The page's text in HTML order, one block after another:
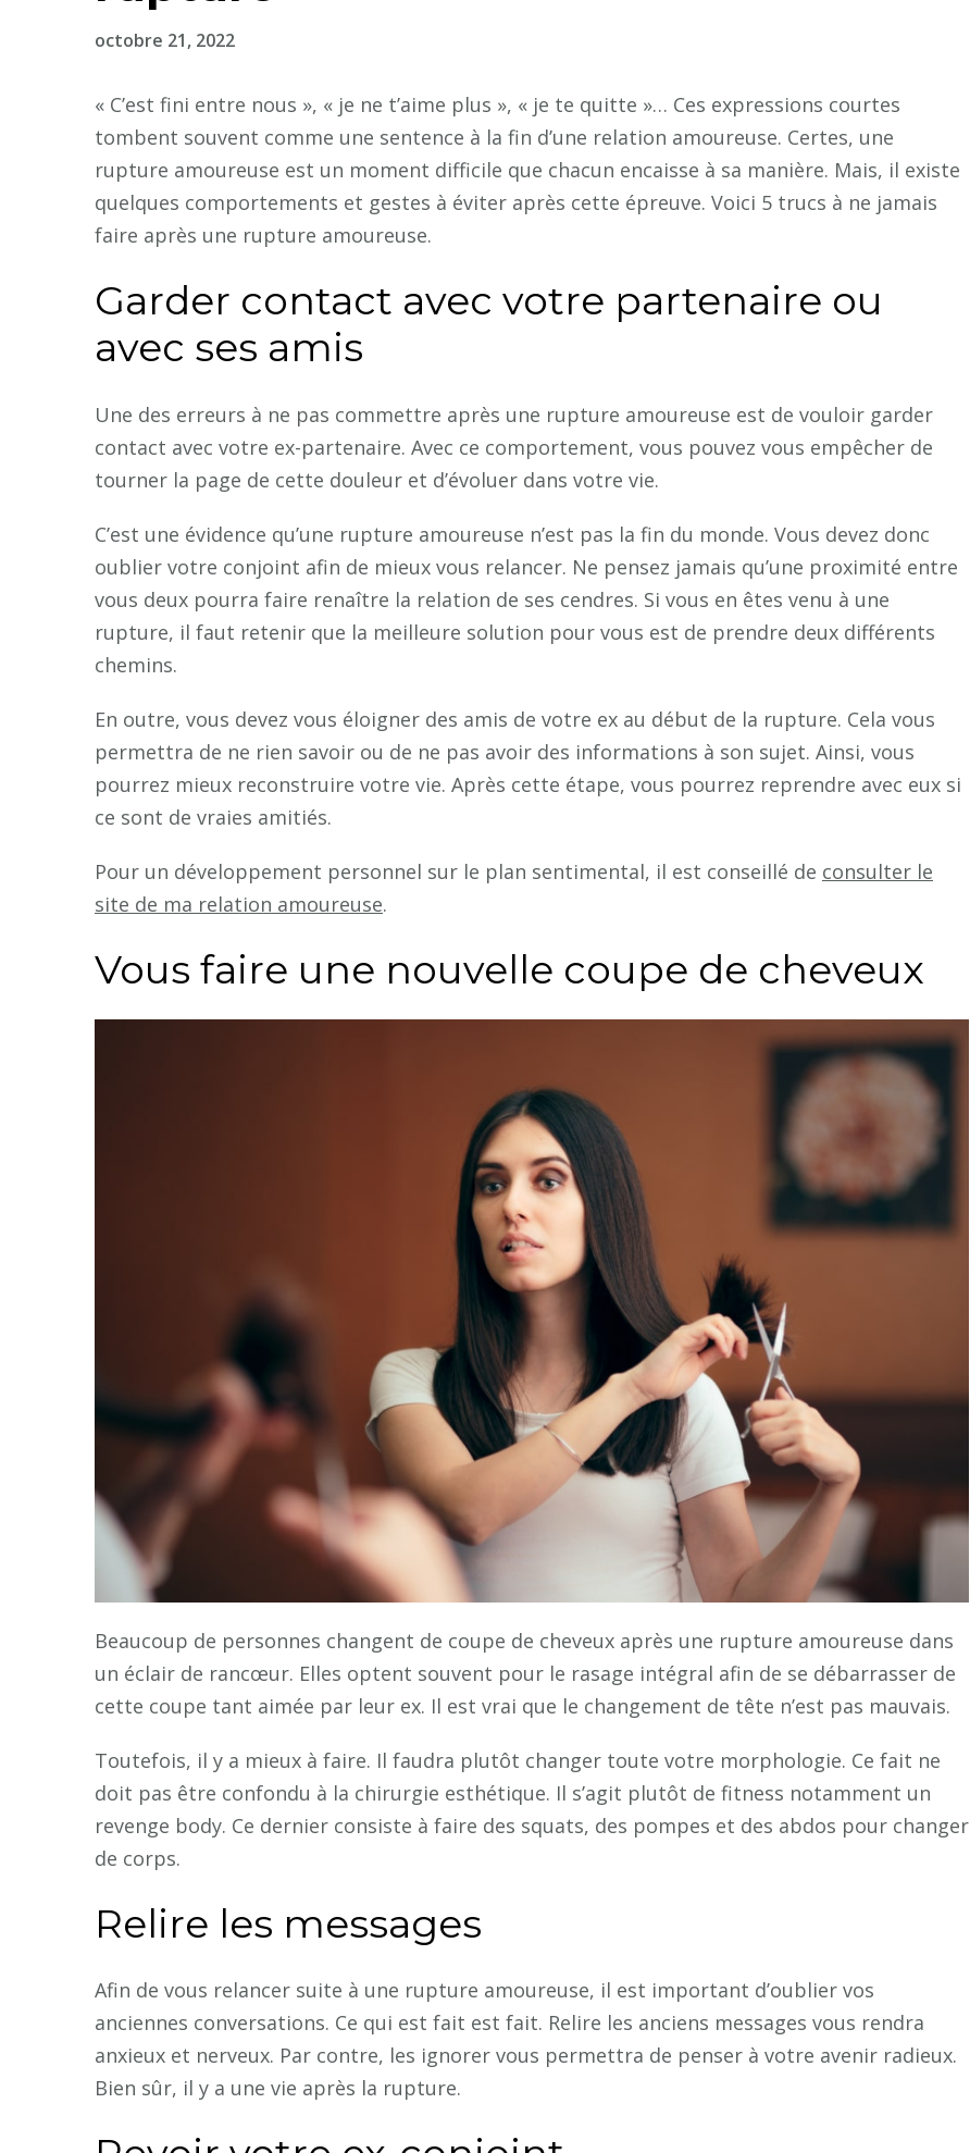
octobre 21, 2022
« C’est fini entre nous », « je ne t’aime plus », « je te quitte »… Ces expressions courtes
tombent souvent comme une sentence à la fin d’une relation amoureuse. Certes, une
rupture amoureuse est un moment difficile que chacun encaisse à sa manière. Mais, il existe
quelques comportements et gestes à éviter après cette épreuve. Voici 5 trucs à ne jamais
faire après une rupture amoureuse.
Garder contact avec votre partenaire ou
avec ses amis
Une des erreurs à ne pas commettre après une rupture amoureuse est de vouloir garder
contact avec votre ex-partenaire. Avec ce comportement, vous pouvez vous empêcher de
tourner la page de cette douleur et d’évoluer dans votre vie.
C’est une évidence qu’une rupture amoureuse n’est pas la fin du monde. Vous devez donc
oublier votre conjoint afin de mieux vous relancer. Ne pensez jamais qu’une proximité entre
vous deux pourra faire renaître la relation de ses cendres. Si vous en êtes venu à une
rupture, il faut retenir que la meilleure solution pour vous est de prendre deux différents
chemins.
En outre, vous devez vous éloigner des amis de votre ex au début de la rupture. Cela vous
permettra de ne rien savoir ou de ne pas avoir des informations à son sujet. Ainsi, vous
pourrez mieux reconstruire votre vie. Après cette étape, vous pourrez reprendre avec eux si
ce sont de vraies amitiés.
Pour un développement personnel sur le plan sentimental, il est conseillé de consulter le
site de ma relation amoureuse.
Vous faire une nouvelle coupe de cheveux
Beaucoup de personnes changent de coupe de cheveux après une rupture amoureuse dans
un éclair de rancœur. Elles optent souvent pour le rasage intégral afin de se débarrasser de
cette coupe tant aimée par leur ex. Il est vrai que le changement de tête n’est pas mauvais.
Toutefois, il y a mieux à faire. Il faudra plutôt changer toute votre morphologie. Ce fait ne
doit pas être confondu à la chirurgie esthétique. Il s’agit plutôt de fitness notamment un
revenge body. Ce dernier consiste à faire des squats, des pompes et des abdos pour changer
de corps.
Relire les messages
Afin de vous relancer suite à une rupture amoureuse, il est important d’oublier vos
anciennes conversations. Ce qui est fait est fait. Relire les anciens messages vous rendra
anxieux et nerveux. Par contre, les ignorer vous permettra de penser à votre avenir radieux.
Bien sûr, il y a une vie après la rupture.